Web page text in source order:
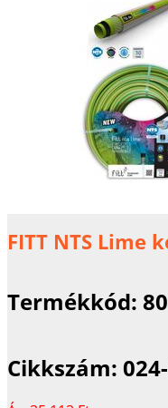
FITT NTS Lime
Termékkód:
Cikkszám: